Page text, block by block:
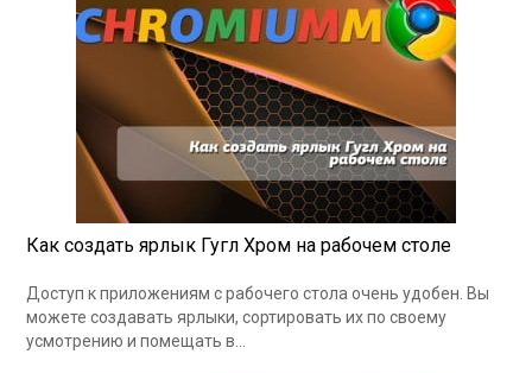
Как создать ярлык Гугл Хром на рабочем столе
Доступ к приложениям с рабочего стола очень удобен. Вы
можете создавать ярлыки, сортировать их по своему
усмотрению и помещать в…